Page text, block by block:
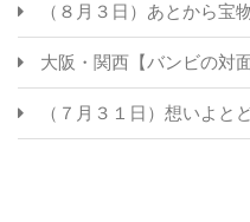
（８月３日）あとから宝
大阪・関西【バンビの対
（７月３１日）想いよと